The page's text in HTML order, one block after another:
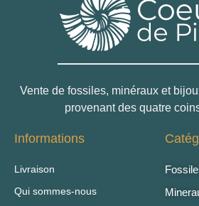
Vente de fossiles, minéraux et
provenant des quatre
Informations
Livraison
Qui sommes-nous